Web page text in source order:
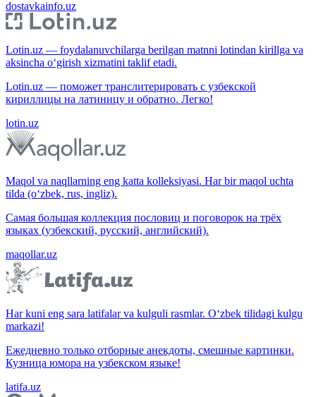
dostavkainfo.uz
Lotin.uz — foydalanuvchilarga berilgan matnni lotindan kirillga va
aksincha o‘girish xizmatini taklif etadi.
Lotin.uz — поможет транслитерировать с узбекской
кириллицы на латиницу и обратно. Легко!
lotin.uz
Maqol va naqllarning eng katta kolleksiyasi. Har bir maqol uchta
tilda (o‘zbek, rus, ingliz).
Самая большая коллекция пословиц и поговорок на трёх
языках (узбекский, русский, английский).
maqollar.uz
Har kuni eng sara latifalar va kulguli rasmlar. O‘zbek tilidagi kulgu
markazi!
Ежедневно только отборные анекдоты, смешные картинки.
Кузница юмора на узбекском языке!
latifa.uz